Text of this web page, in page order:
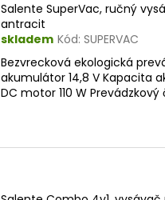
Salente SuperVac, ručný
antracit
skladem Kód: SUPERVAC
Bezvrecková ekologická
akumulátor 14,8 V Kapacita
DC motor 110 W